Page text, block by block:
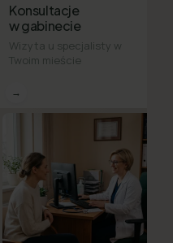
Konsultacje
w gabinecie
Wizyta u specjalisty w
Twoim mieście
→